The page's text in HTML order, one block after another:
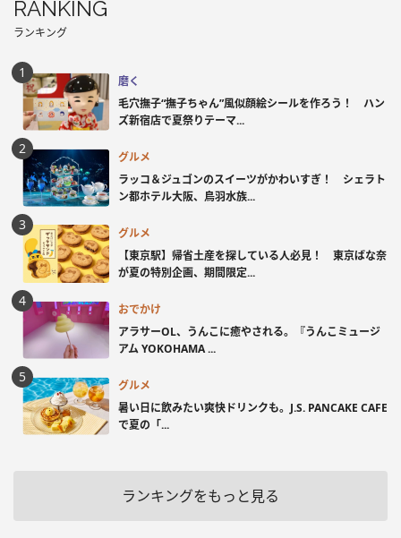
RANKING
ランキング
磨く
毛穴撫子“撫子ちゃん”風似顔絵シールを作ろう！ ハン
ズ新宿店で夏祭りテーマ...
グルメ
ラッコ＆ジュゴンのスイーツがかわいすぎ！ シェラト
ン都ホテル大阪、鳥羽水族...
グルメ
【東京駅】帰省土産を探している人必見！ 東京ばな奈
が夏の特別企画、期間限定...
おでかけ
アラサーOL、うんこに癒やされる。『うんこミュージ
アム YOKOHAMA ...
グルメ
暑い日に飲みたい爽快ドリンクも。J.S. PANCAKE CAFE
で夏の「...
ランキングをもっと見る